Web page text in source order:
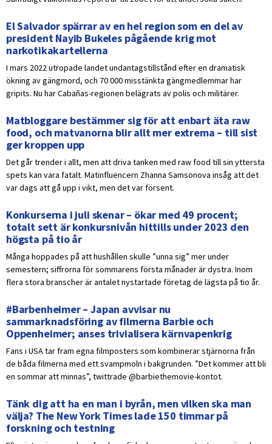
El Salvador spärrar av en hel region som en del av
president Nayib Bukeles pågående krig mot
narkotikakartellerna
I mars 2022 utropade landet undantagstillstånd efter en dramatisk
ökning av gängmord, och 70 000 misstänkta gängmedlemmar har
gripits. Nu har Cabañas-regionen belägrats av polis och militärer.
Matbloggare bestämmer sig för att enbart äta raw
food, och matvanorna blir allt mer extrema – till sist
ger kroppen upp
Det går trender i allt, men att driva tanken med raw food till sin yttersta
spets kan vara fatalt. Matinfluencern Zhanna Samsonova insåg att det
var dags att gå upp i vikt, men det var försent.
Konkurserna i juli skenar – ökar med 49 procent;
totalt sett är konkursnivån hittills under 2023 den
högsta på tio år
Många hoppades på att hushållen skulle ”unna sig” mer under
semestern; siffrorna för sommarens första månader är dystra. Inom
flera stora branscher är antalet nystartade företag de lägsta på tio år.
#Barbenheimer – Japan avvisar nu
sammarknadsföring av filmerna Barbie och
Oppenheimer; anses trivialisera kärnvapenkrig
Fans i USA tar fram egna filmposters som kombinerar stjärnorna från
de båda filmerna med ett svampmoln i bakgrunden. ”Det kommer att bli
en sommar att minnas”, twittrade @barbiethemovie-kontot.
Tänk dig att ha en man i byrån, men vilken ska man
välja? The New York Times lade 150 timmar på
forskning och testning